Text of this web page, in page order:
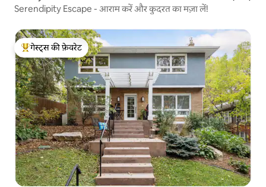
Serendipity Escape - आराम करें और कुदरत का मज़ा लें!
गेस्ट्स का टॉप फ़ेवरेट
गेस्ट्स की फ़ेवरेट